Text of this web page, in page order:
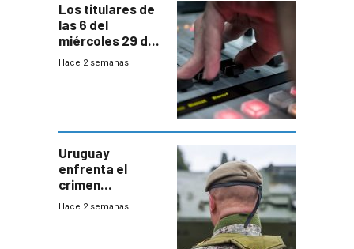
Los titulares de
las 6 del
miércoles 29 de
julio de 2026
Hace 2 semanas
Uruguay
enfrenta el
crimen
organizado con
Hace 2 semanas